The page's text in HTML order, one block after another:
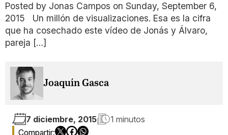
Posted by Jonas Campos on Sunday, September 6,
2015 Un millón de visualizaciones. Esa es la cifra
que ha cosechado este vídeo de Jonás y Álvaro,
pareja […]
Joaquín Gasca
7 diciembre, 2015 1 minutos